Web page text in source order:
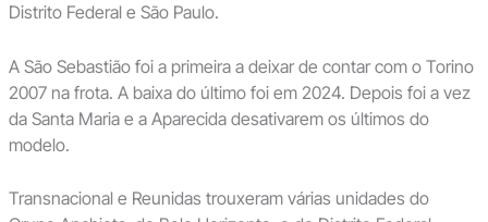
Distrito Federal e São Paulo.
A São Sebastião foi a primeira a deixar de contar com o Torino
2007 na frota. A baixa do último foi em 2024. Depois foi a vez
da Santa Maria e a Aparecida desativarem os últimos do
modelo.
Transnacional e Reunidas trouxeram várias unidades do